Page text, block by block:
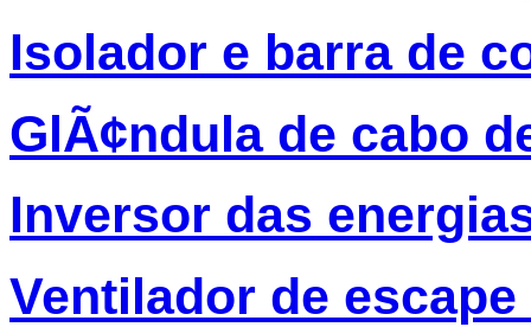
Isolador e barra de
GlÃ¢ndula de cabo
Inversor das
Ventilador de